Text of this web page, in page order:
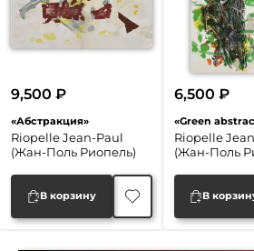
«Абстракция»
Riopelle Jean-Paul
(Жан-Поль Риопель)
9,500₽
В корзину
«Green
Riopelle
(Жан-Поль
6,500 ₽
В